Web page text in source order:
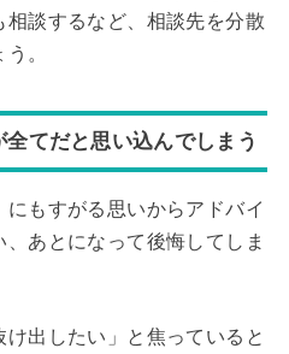
相談するなど、相談先を分散
。
てだと思い込んでしまう
もすがる思いからアドバイ
あとになって後悔してしま
け出したい」と焦っていると